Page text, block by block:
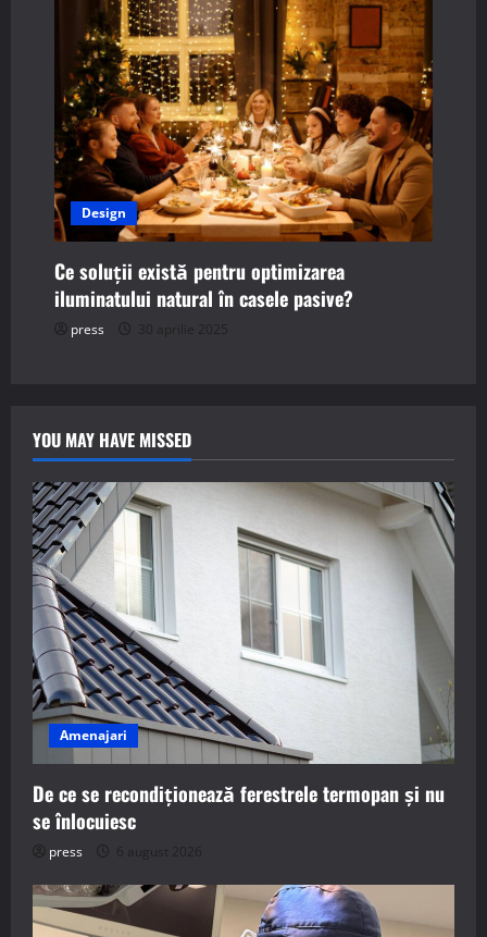
Design
Ce soluții există pentru optimizarea
iluminatului natural în casele pasive?
press 30 aprilie 2025
YOU MAY HAVE MISSED
Amenajari
De ce se recondiționează ferestrele termopan și nu
se înlocuiesc
press 6 august 2026